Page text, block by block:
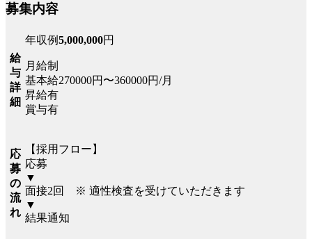
募集内容
給
与
詳
細
年収例5,000,000円
月給制
基本給270000円〜360000円/月
昇給有
賞与有
応
募
の
流
れ
【採用フロー】
応募
▼
面接2回 ※ 適性検査を受けていただきます
▼
結果通知